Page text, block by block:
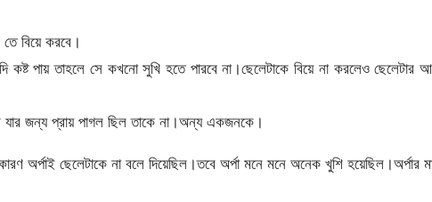
বিয়ে করবে।
পায় তাহলে সে কখনো সুখি হতে পারবে না।ছেলেটাকে বিয়ে না করলেও ছেলেটার
যার জন্য প্রায় পাগল ছিল তাকে না।অন্য একজনকে।
অর্পাই ছেলেটাকে না বলে দিয়েছিল।তবে অর্পা মনে মনে অনেক খুশি হয়েছিল।অর্পার